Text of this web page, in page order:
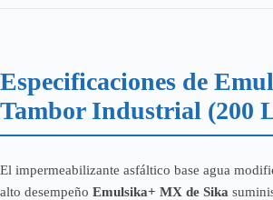
Especificaciones de
Tambor Industrial (200
El impermeabilizante asfáltico base agua
alto desempeño Emulsika+ MX de Sika